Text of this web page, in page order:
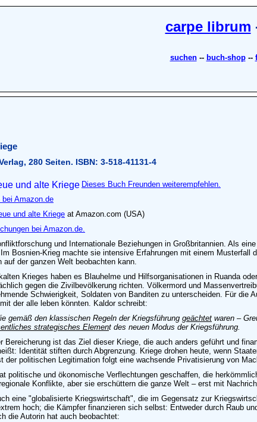
carpe librum
suchen-- buch-shop--
280 Seiten. ISBN: 3-518-41131-4
Dieses Buch Freunden weiterempfehlen.
Amazon.de
und alte Kriege at Amazon.com (USA)
bei Amazon.de.
und Internationale Beziehungen in Großbritannien. Als
Bosnien-Krieg machte sie intensive Erfahrungen mit einem
auf der ganzen Welt beobachten kann.
Krieges haben es Blauhelme und Hilfsorganisationen in Ruanda
gegen die Zivilbevölkerung richten. Völkermord und
Schwierigkeit, Soldaten von Banditen zu unterscheiden. Für
der alle leben könnten. Kaldor schreibt:
gemäß den klassischen Regeln der Kriegsführung geächtet waren –
strategisches Element des neuen Modus der Kriegsführung.
Bereicherung ist das Ziel dieser Kriege, die auch anders geführt und
Identität stiften durch Abgrenzung. Kriege drohen heute, wenn
der politischen Legitimation folgt eine wachsende Privatisierung von
politische und ökonomische Verflechtungen geschaffen, die
Konflikte, aber sie erschüttern die ganze Welt – erst mit
eine "globalisierte Kriegswirtschaft", die im Gegensatz zur
hoch; die Kämpfer finanzieren sich selbst: Entweder durch Raub
die Autorin hat auch beobachtet: